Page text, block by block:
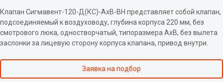
Сигмавент-120-Д(КС)-АхВ-ВН
Клапан Сигмавент-120-Д(КС)-АхВ-ВН представляет собой клапан,
подсоединяемый к воздуховоду, глубина корпуса 220 мм, без
смотрового люка, одностворчатый, типоразмера АхВ, без вылета
заслонки за лицевую сторону корпуса клапана, привод внутри.
Заявка на подбор